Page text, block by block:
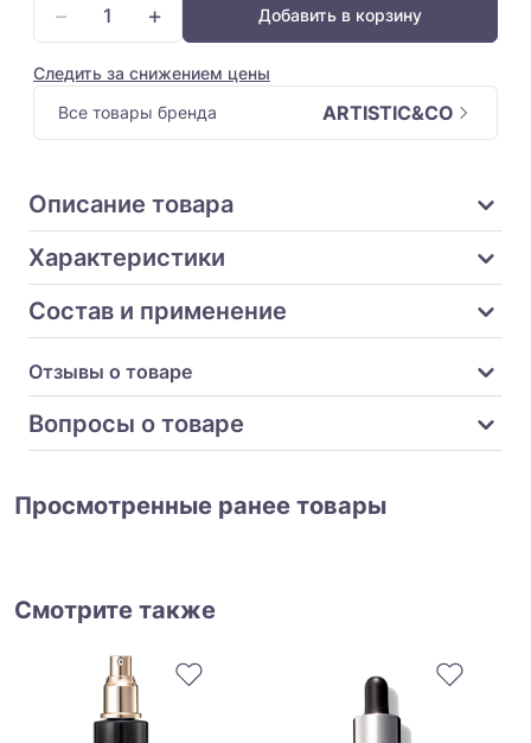
− + Добавить в корзину
Следить за снижением цены
Все товары бренда
ARTISTIC&CO
Описание товара
Характеристики
Состав и применение
Отзывы о товаре
Вопросы о товаре
Просмотренные ранее товары
Смотрите также